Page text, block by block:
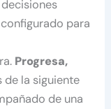
para
Progresa,
de la siguiente
de una